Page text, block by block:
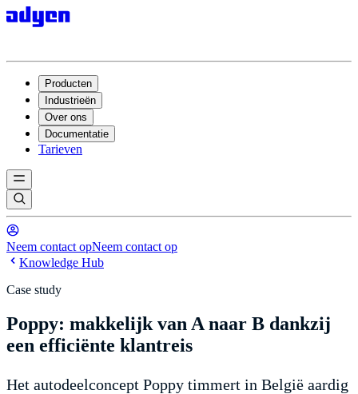
Producten
Industrieën
Over ons
Documentatie
Tarieven
Neem contact opNeem contact op
Knowledge Hub
Case study
Poppy: makkelijk van A naar B dankzij
een efficiënte klantreis
Het autodeelconcept Poppy timmert in België aardig